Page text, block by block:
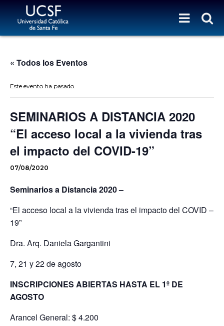
« Todos los Eventos
Este evento ha pasado.
SEMINARIOS A DISTANCIA 2020
“El acceso local a la vivienda tras
el impacto del COVID-19”
07/08/2020
Seminarios a Distancia 2020 –
“El acceso local a la vivienda tras el impacto del COVID –
19”
Dra. Arq. Daniela Gargantini
7, 21 y 22 de agosto
INSCRIPCIONES ABIERTAS HASTA EL 1º DE
AGOSTO
Arancel General: $ 4.200